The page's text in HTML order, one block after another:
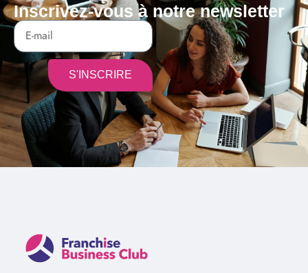
Inscrivez-vous à notre newsletter
S'INSCRIRE
Alternative: